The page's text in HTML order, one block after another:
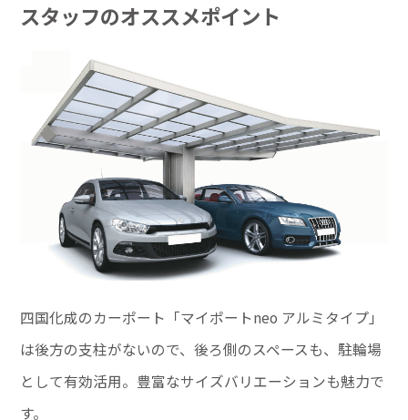
スタッフのオススメポイント
四国化成のカーポート「マイポートneo アルミタイプ」
は後方の支柱がないので、後ろ側のスペースも、駐輪場
として有効活用。豊富なサイズバリエーションも魅力で
す。